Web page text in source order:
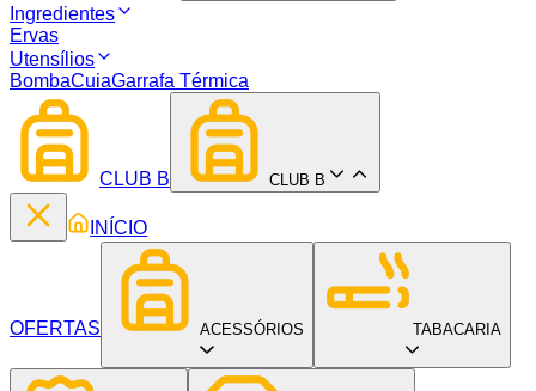
Ingredientes
Ervas
Utensílios
BombaCuiaGarrafa Térmica
CLUB B CLUB B
INÍCIO
OFERTAS ACESSÓRIOS TABACARIA